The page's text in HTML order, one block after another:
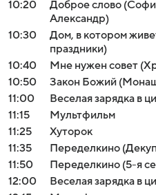
10:20
Доброе слово
Александр)
10:30
Дом, в котором
праздники)
10:40
Мне нужен совет
10:50
Закон Божий
11:00
Веселая зарядка в
11:15
Мультфильм
11:25
Хуторок
11:35
Переделкино
11:50
Переделкино (5-я
12:00
Веселая зарядка в